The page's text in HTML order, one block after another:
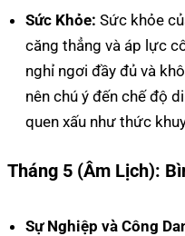
Sức Khỏe: Sức khỏe
căng thẳng và áp lực
nghỉ ngơi đầy đủ và
nên chú ý đến chế độ
quen xấu như thức
Tháng 5 (Âm Lịch):
Sự Nghiệp và Công